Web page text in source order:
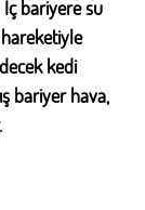
İç bariyere su
kedi
bariyer hava,